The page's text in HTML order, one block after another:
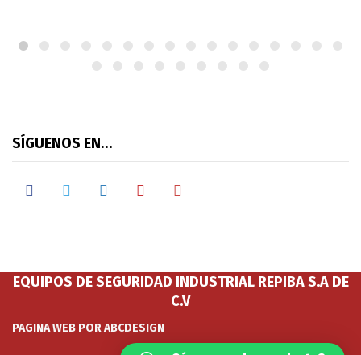
SÍGUENOS EN…
facebooktwitter linkedinyoutubegoogle
EQUIPOS DE SEGURIDAD INDUSTRIAL REPIBA S.A DE
C.V
PAGINA WEB POR ABCDESIGN